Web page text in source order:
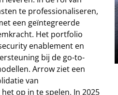
te professionaliseren,
een geïntegreerde
Het portfolio
enablement en
bij de go-to-
Arrow ziet een
van
op in te spelen. In 2025